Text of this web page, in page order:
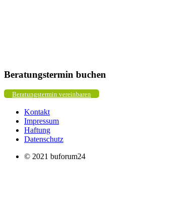
Beratungstermin buchen
Beratungstermin vereinbaren
Kontakt
Impressum
Haftung
Datenschutz
© 2021 buforum24